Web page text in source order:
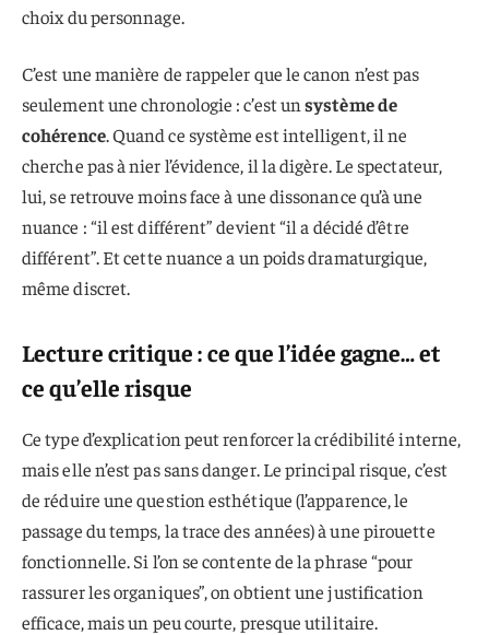
choix du personnage.
C’est une manière de rappeler que le canon n’est pas
seulement une chronologie : c’est unsystème de
cohérence. Quand ce système est intelligent, il ne
cherche pas à nier l’évidence, il la digère. Le spectateur,
lui, se retrouve moins face à une dissonance qu’à une
nuance : “il est différent” devient “il a décidé d’être
différent”. Et cette nuance a un poids dramaturgique,
même discret.
Lecture critique : ce que l’idée gagne… et
ce qu’elle risque
Ce type d’explication peut renforcer la crédibilité interne,
mais elle n’est pas sans danger. Le principal risque, c’est
de réduire une question esthétique (l’apparence, le
passage du temps, la trace des années) à une pirouette
fonctionnelle. Si l’on se contente de la phrase “pour
rassurer les organiques”, on obtient une justification
efficace, mais un peu courte, presque utilitaire.